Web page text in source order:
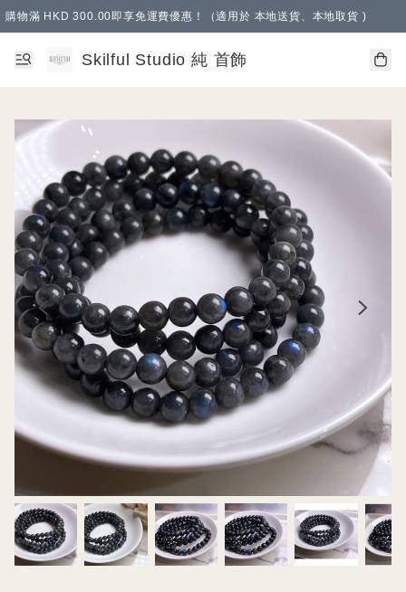
購物滿 HKD 300.00即享免運費優惠！（適用於 本地送貨、本地取貨 )
Skilful Studio 純 首飾